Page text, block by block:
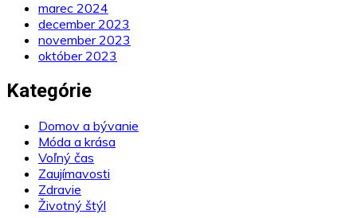
marec 2024
december 2023
november 2023
október 2023
Kategórie
Domov a bývanie
Móda a krása
Voľný čas
Zaujímavosti
Zdravie
Životný štýl